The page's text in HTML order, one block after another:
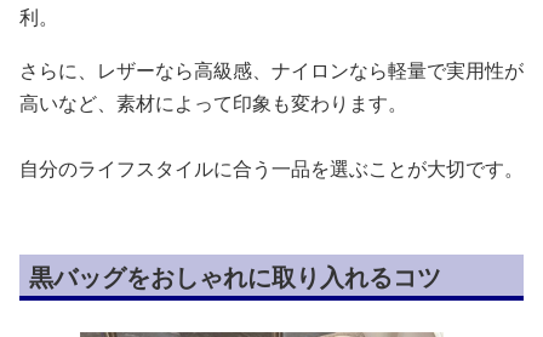
利。
さらに、レザーなら高級感、ナイロンなら軽量で実用性が
高いなど、素材によって印象も変わります。
自分のライフスタイルに合う一品を選ぶことが大切です。
黒バッグをおしゃれに取り入れるコツ